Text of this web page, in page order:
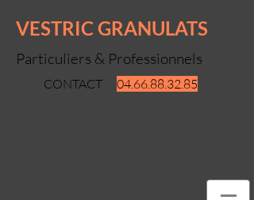
VESTRIC GRANULATS
Particuliers & Professionnels
CONTACT 04.66.88.32.85